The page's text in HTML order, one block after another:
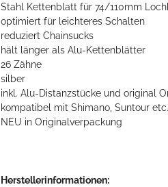
Stahl Kettenblatt für 74/110mm
optimiert für leichteres Schalten
reduziert Chainsucks
hält länger als Alu-Kettenblätter
26 Zähne
silber
inkl. Alu-Distanzstücke und original
kompatibel mit Shimano, Suntour etc.
NEU in Originalverpackung
Herstellerinformationen: